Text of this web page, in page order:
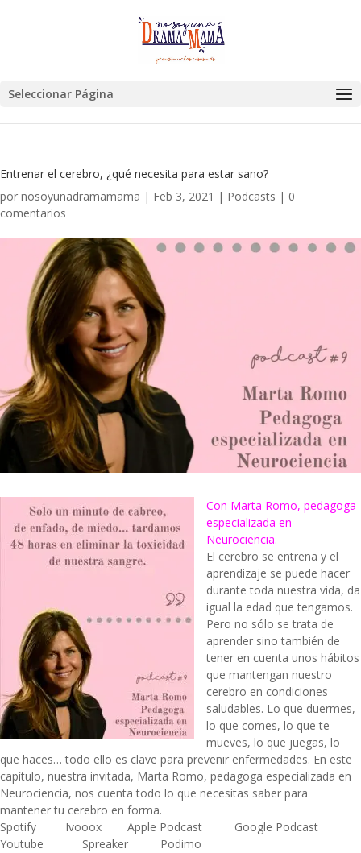
Seleccionar Página
Entrenar el cerebro, ¿qué necesita para estar sano?
por nosoyunadramamama | Feb 3, 2021 | Podcasts | 0
comentarios
Con Marta Romo, pedagoga
especializada en
Neurociencia.
El cerebro se entrena y el
aprendizaje se puede hacer
durante toda nuestra vida, da
igual la edad que tengamos.
Pero no sólo se trata de
aprender sino también de
tener en cuenta unos hábitos
que mantengan nuestro
cerebro en condiciones
saludables. Lo que duermes,
lo que comes, lo que te
mueves, lo que juegas, lo
que haces… todo ello es clave para prevenir enfermedades. En este
capítulo, nuestra invitada, Marta Romo, pedagoga especializada en
Neurociencia, nos cuenta todo lo que necesitas saber para
mantener tu cerebro en forma.
Spotify
Ivooox Apple Podcast
Google Podcast
Youtube
Spreaker Podimo